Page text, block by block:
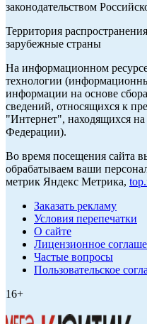
законодательством
Территория
зарубежные страны
На информационном
технологии
информации на основе
сведений, относящихся к
"Интернет", находящихся
Федерации).
Во время посещения сайта
обрабатываем ваши
метрик Яндекс Метрика,
Заказать рекламу
Условия перепечатки
О сайте
Лицензионное
Частые вопросы
Пользовательское
16+